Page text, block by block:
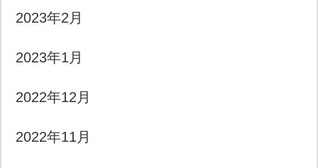
2023年2月
2023年1月
2022年12月
2022年11月